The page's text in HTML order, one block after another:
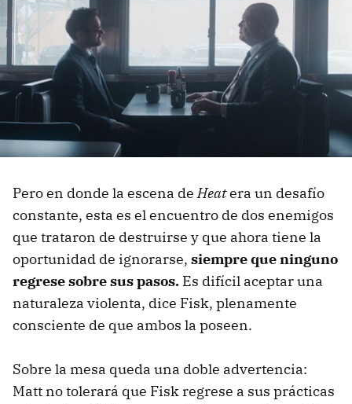
Pero en donde la escena deHeatera un desafío
constante, esta es el encuentro de dos enemigos
que trataron de destruirse y que ahora tiene la
oportunidad de ignorarse, siempre que ninguno
regrese sobre sus pasos. Es difícil aceptar una
naturaleza violenta, dice Fisk, plenamente
consciente de que ambos la poseen.
Sobre la mesa queda una doble advertencia:
Matt no tolerará que Fisk regrese a sus prácticas